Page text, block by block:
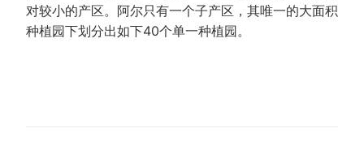
对较小的产区。阿尔只有一个子产区，其唯一的大面积
种植园下划分出如下40个单一种植园。